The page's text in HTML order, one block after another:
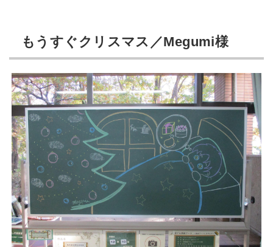
もうすぐクリスマス／Megumi様